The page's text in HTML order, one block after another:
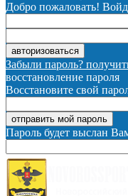
Добро пожаловать!
Забыли пароль?
восстановление пароля
Восстановите свой
Пароль будет выслан